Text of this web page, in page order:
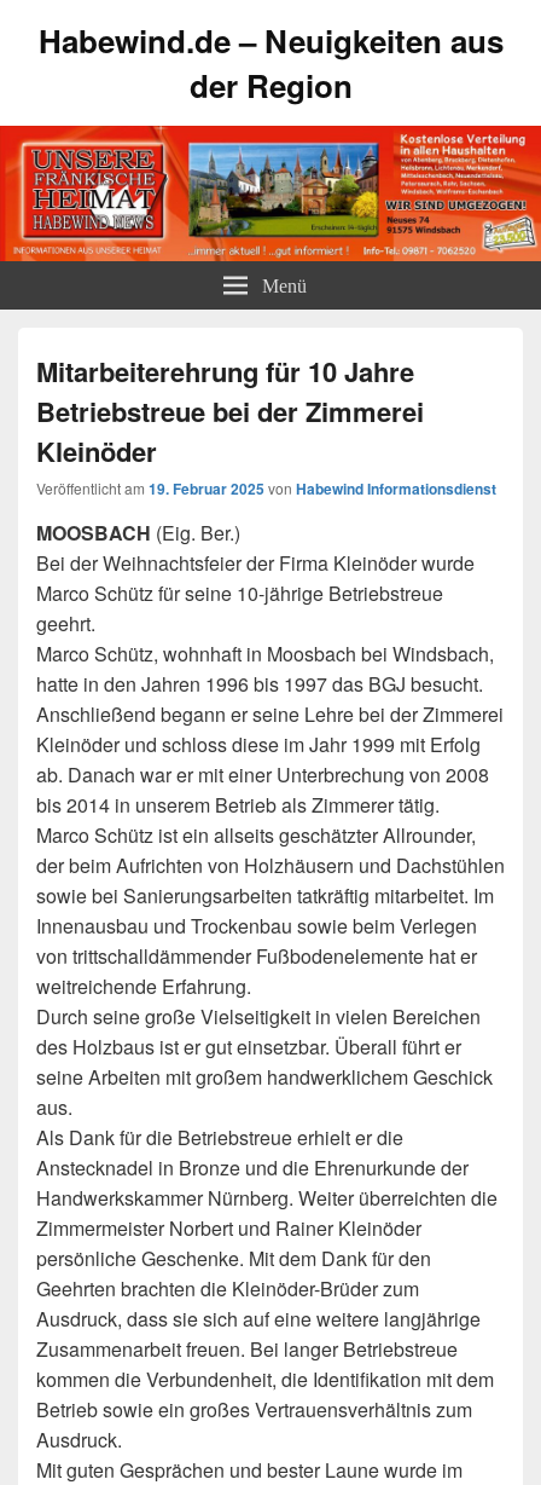
Habewind.de – Neuigkeiten aus
der Region
Menü
Mitarbeiterehrung für 10 Jahre
Betriebstreue bei der Zimmerei
Kleinöder
Veröffentlicht am 19. Februar 2025von Habewind Informationsdienst
MOOSBACH (Eig. Ber.)
Bei der Weihnachtsfeier der Firma Kleinöder wurde
Marco Schütz für seine 10-jährige Betriebstreue
geehrt.
Marco Schütz, wohnhaft in Moosbach bei Windsbach,
hatte in den Jahren 1996 bis 1997 das BGJ besucht.
Anschließend begann er seine Lehre bei der Zimmerei
Kleinöder und schloss diese im Jahr 1999 mit Erfolg
ab. Danach war er mit einer Unterbrechung von 2008
bis 2014 in unserem Betrieb als Zimmerer tätig.
Marco Schütz ist ein allseits geschätzter Allrounder,
der beim Aufrichten von Holzhäusern und Dachstühlen
sowie bei Sanierungsarbeiten tatkräftig mitarbeitet. Im
Innenausbau und Trockenbau sowie beim Verlegen
von trittschalldämmender Fußbodenelemente hat er
weitreichende Erfahrung.
Durch seine große Vielseitigkeit in vielen Bereichen
des Holzbaus ist er gut einsetzbar. Überall führt er
seine Arbeiten mit großem handwerklichem Geschick
aus.
Als Dank für die Betriebstreue erhielt er die
Anstecknadel in Bronze und die Ehrenurkunde der
Handwerkskammer Nürnberg. Weiter überreichten die
Zimmermeister Norbert und Rainer Kleinöder
persönliche Geschenke. Mit dem Dank für den
Geehrten brachten die Kleinöder-Brüder zum
Ausdruck, dass sie sich auf eine weitere langjährige
Zusammenarbeit freuen. Bei langer Betriebstreue
kommen die Verbundenheit, die Identifikation mit dem
Betrieb sowie ein großes Vertrauensverhältnis zum
Ausdruck.
Mit guten Gesprächen und bester Laune wurde im